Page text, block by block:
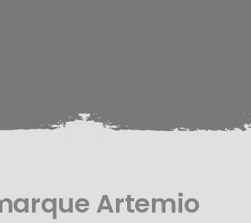
Artemio